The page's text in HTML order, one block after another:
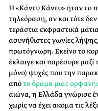
Η «Κάντυ Κάντυ» ήταν το
τηλεόραση, αν και τότε
τεράστια εκφραστικά
ασυνήθιστες γωνίες
πρωτόγνωρη. Εκείνο το
έκλαιγε και παρέσυρε μαζί
μόνο) ψυχές που την
απότο δράμα μιας
αιώνα, η Ελλάδα γνώρισε
χωρίς να έχει ακόμα τις